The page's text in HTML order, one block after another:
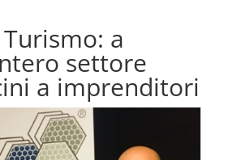
a
settore
a imprenditori